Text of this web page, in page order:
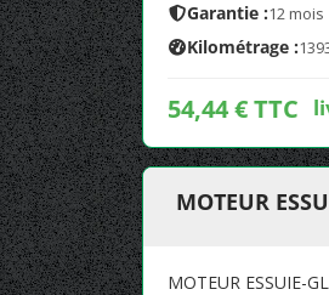
Garantie :12 mois
Kilométrage :
54,44 € TTC
MOTEUR
MOTEUR ESSUIE-